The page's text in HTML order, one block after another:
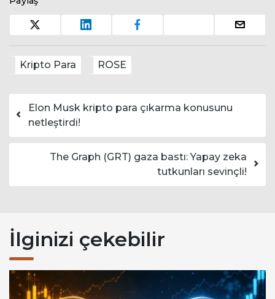
Kripto Para ROSE
Yazı dolaşımı
Elon Musk kripto para çıkarma konusunu
netleştirdi!
The Graph (GRT) gaza bastı: Yapay zeka
tutkunları sevinçli!
İlginizi çekebilir